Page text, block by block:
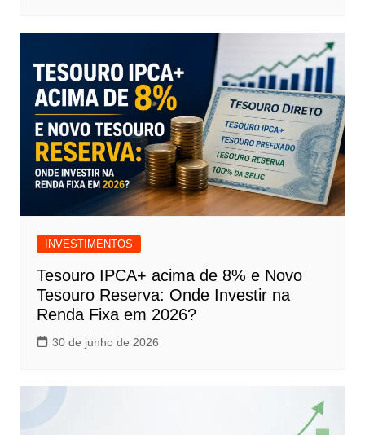
INVESTIMENTOS
Tesouro IPCA+ acima de 8% e Novo
Tesouro Reserva: Onde Investir na
Renda Fixa em 2026?
30 de junho de 2026